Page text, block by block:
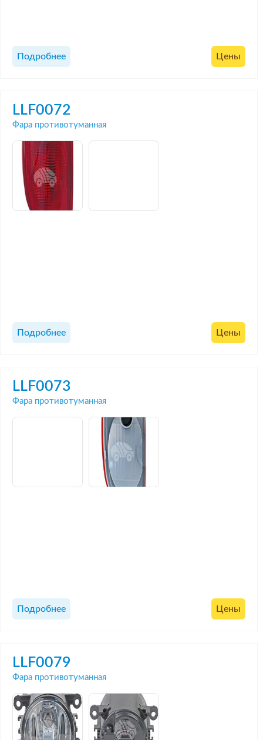
Подробнее Цены
LLF0072
Фара противотуманная
Подробнее Цены
LLF0073
Фара противотуманная
Подробнее Цены
LLF0079
Фара противотуманная